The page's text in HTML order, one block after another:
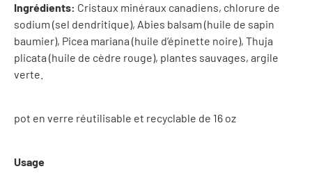
Ingrédients: Cristaux minéraux canadiens, chlorure de
sodium (sel dendritique), Abies balsam (huile de sapin
baumier), Picea mariana (huile d’épinette noire), Thuja
plicata (huile de cèdre rouge), plantes sauvages, argile
verte.
pot en verre réutilisable et recyclable de 16 oz
Usage